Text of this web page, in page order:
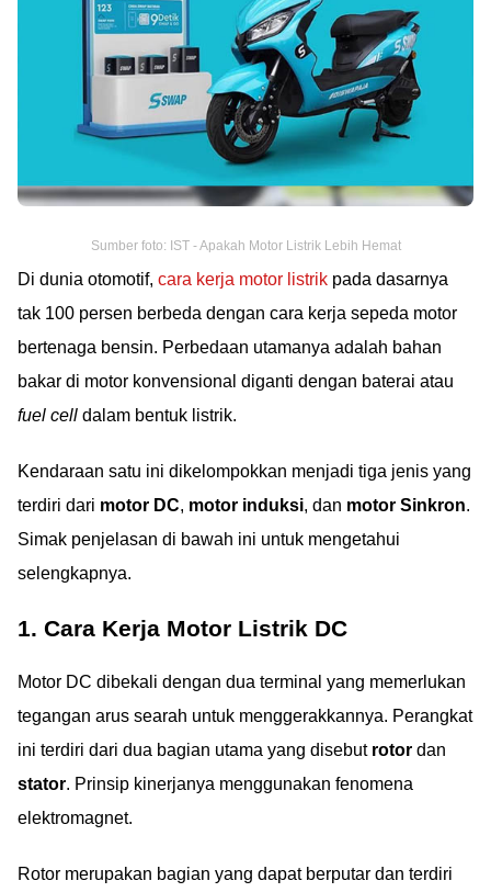
Sumber foto: IST - Apakah Motor Listrik Lebih Hemat
Di dunia otomotif, cara kerja motor listrik pada dasarnya
tak 100 persen berbeda dengan cara kerja sepeda motor
bertenaga bensin. Perbedaan utamanya adalah bahan
bakar di motor konvensional diganti dengan baterai atau
fuel cell dalam bentuk listrik.
Kendaraan satu ini dikelompokkan menjadi tiga jenis yang
terdiri dari motor DC, motor induksi, dan motor Sinkron.
Simak penjelasan di bawah ini untuk mengetahui
selengkapnya.
1. Cara Kerja Motor Listrik DC
Motor DC dibekali dengan dua terminal yang memerlukan
tegangan arus searah untuk menggerakkannya. Perangkat
ini terdiri dari dua bagian utama yang disebut rotor dan
stator. Prinsip kinerjanya menggunakan fenomena
elektromagnet.
Rotor merupakan bagian yang dapat berputar dan terdiri